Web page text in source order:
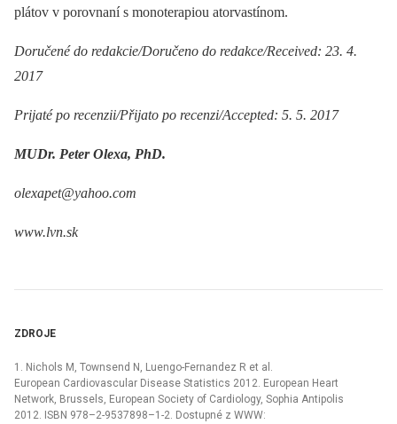
plátov v porovnaní s monoterapiou atorvastínom.
Doručené do redakcie/Doručeno do redakce/Received: 23. 4.
2017
Prijaté po recenzii/Přijato po recenzi/Accepted: 5. 5. 2017
MUDr. Peter Olexa, PhD.
olexapet@yahoo.com
www.lvn.sk
ZDROJE
1. Nichols M, Townsend N, Luengo-Fernandez R et al.
European Cardiovascular Disease Statistics 2012. European Heart
Network, Brussels, European Society of Cardiology, Sophia Antipolis
2012. ISBN 978–2-9537898–1-2. Dostupné z WWW: